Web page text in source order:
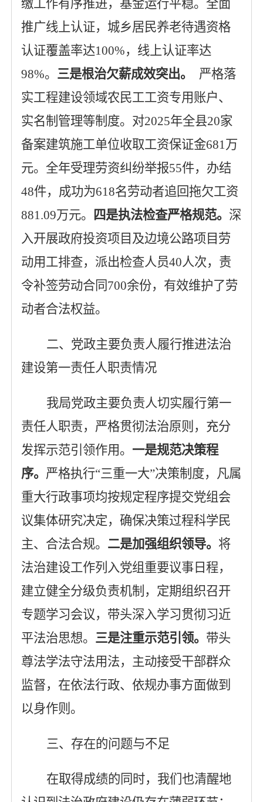
缴工作有序推进，基金运行平稳。全面
推广线上认证，城乡居民养老待遇资格
认证覆盖率达100%，线上认证率达
98%。 三是根治欠薪成效突出。
严格落
实工程建设领域农民工工资专用账户、
实名制管理等制度。对2025年全县20家
备案建筑施工单位收取工资保证金681万
元。全年受理劳资纠纷举报55件，办结
48件，成功为618名劳动者追回拖欠工资
881.09万元。 四是执法检查严格规范。 深
入开展政府投资项目及边境公路项目劳
动用工排查，派出检查人员40人次，责
令补签劳动合同 700余份，有效维护了劳
动者合法权益。
二、党政主要负责人履行推进法治
建设第一责任人职责情况
我局党政主要负责人切实履行第一
责任人职责，严格贯彻法治原则，充分
发挥示范引领作用。 一是规范决策程
序。 严格执行“三重一大”决策制度，凡属
重大行政事项均按规定程序提交党组会
议集体研究决定，确保决策过程科学民
主、合法合规。 二是加强组织领导。 将
法治建设工作列入党组重要议事日程，
建立健全分级负责机制，定期组织召开
专题学习会议，带头深入学习贯彻习近
平法治思想。 三是注重示范引领。 带头
尊法学法守法用法， 主动接受干部群众
监督，在依法行政、依规办事方面做到
以身作则 。
三、存在的问题与不足
在取得成绩的同时，我们也清醒地